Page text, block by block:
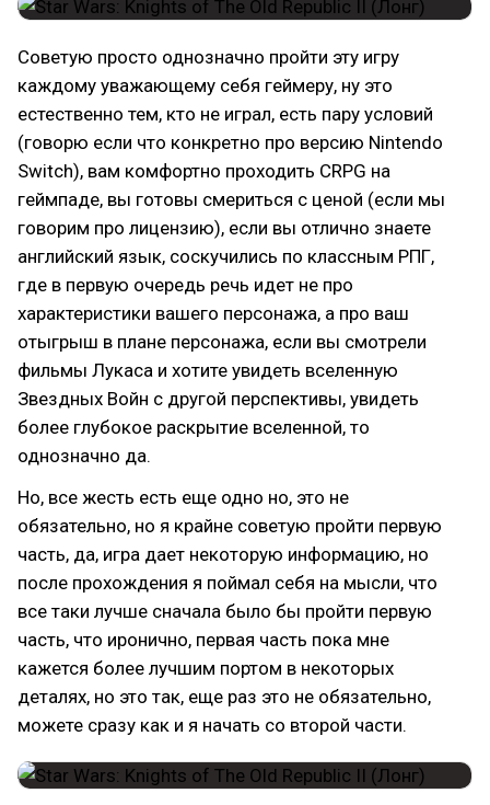
Советую просто однозначно пройти эту игру
каждому уважающему себя геймеру, ну это
естественно тем, кто не играл, есть пару условий
(говорю если что конкретно про версию Nintendo
Switch), вам комфортно проходить CRPG на
геймпаде, вы готовы смериться с ценой (если мы
говорим про лицензию), если вы отлично знаете
английский язык, соскучились по классным РПГ,
где в первую очередь речь идет не про
характеристики вашего персонажа, а про ваш
отыгрыш в плане персонажа, если вы смотрели
фильмы Лукаса и хотите увидеть вселенную
Звездных Войн с другой перспективы, увидеть
более глубокое раскрытие вселенной, то
однозначно да.
Но, все жесть есть еще одно но, это не
обязательно, но я крайне советую пройти первую
часть, да, игра дает некоторую информацию, но
после прохождения я поймал себя на мысли, что
все таки лучше сначала было бы пройти первую
часть, что иронично, первая часть пока мне
кажется более лучшим портом в некоторых
деталях, но это так, еще раз это не обязательно,
можете сразу как и я начать со второй части.